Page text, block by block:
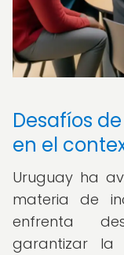
Desafíos
en el
Uruguay ha
materia de
enfrenta
garantizar la